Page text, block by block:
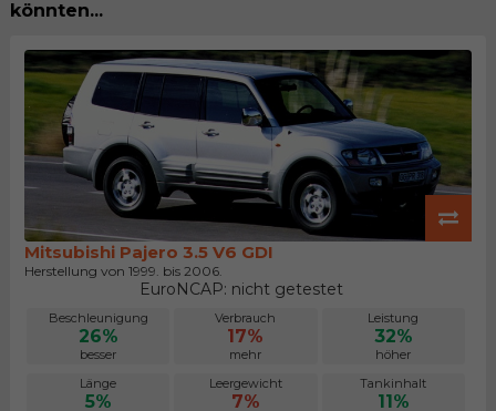
könnten...
Mitsubishi Pajero 3.5 V6 GDI
Herstellung von 1999. bis 2006.
EuroNCAP: nicht getestet
Beschleunigung
26%
besser
Verbrauch
17%
mehr
Leistung
32%
höher
Länge
5%
Leergewicht
7%
Tankinhalt
11%